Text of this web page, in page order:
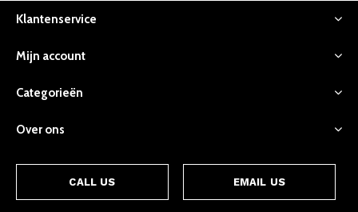
Klantenservice
Mijn account
Categorieën
Over ons
CALL US EMAIL US